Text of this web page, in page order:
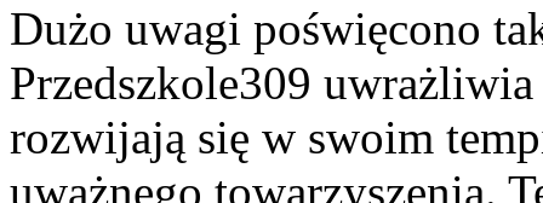
Dużo uwagi poświęcono
Przedszkole309
rozwijają się w swoim
uważnego towarzyszenia.